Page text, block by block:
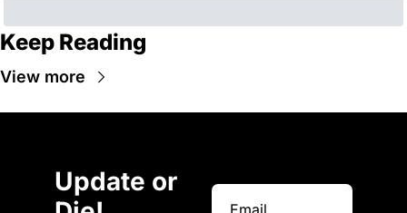
Keep Reading
View more
Update or